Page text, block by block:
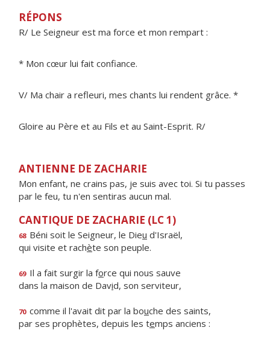
RÉPONS
R/ Le Seigneur est ma force et mon rempart :
* Mon cœur lui fait confiance.
V/ Ma chair a refleuri, mes chants lui rendent grâce. *
Gloire au Père et au Fils et au Saint-Esprit. R/
ANTIENNE DE ZACHARIE
Mon enfant, ne crains pas, je suis avec toi. Si tu passes
par le feu, tu n'en sentiras aucun mal.
CANTIQUE DE ZACHARIE (LC 1)
68 Béni soit le Seigneur, le Dieu d'Israël,
qui visite et rachète son peuple.
69 Il a fait surgir la force qui nous sauve
dans la maison de David, son serviteur,
70 comme il l'avait dit par la bouche des saints,
par ses prophètes, depuis les temps anciens :